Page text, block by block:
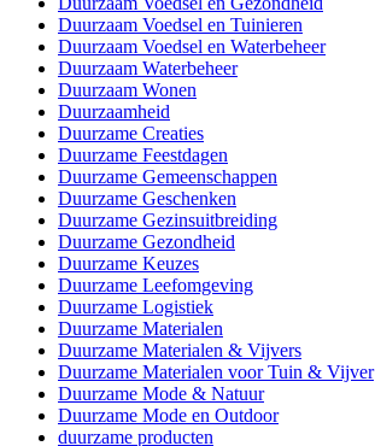
Duurzaam Voedsel en Tuinieren
Duurzaam Voedsel en Waterbeheer
Duurzaam Waterbeheer
Duurzaam Wonen
Duurzaamheid
Duurzame Creaties
Duurzame Feestdagen
Duurzame Gemeenschappen
Duurzame Geschenken
Duurzame Gezinsuitbreiding
Duurzame Gezondheid
Duurzame Keuzes
Duurzame Leefomgeving
Duurzame Logistiek
Duurzame Materialen
Duurzame Materialen & Vijvers
Duurzame Materialen voor Tuin & Vijver
Duurzame Mode & Natuur
Duurzame Mode en Outdoor
duurzame producten